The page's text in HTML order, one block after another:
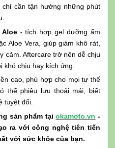
cần tận hưởng những phút
Aloe- tích hợp gel dưỡng ẩm
Aloe Vera, giúp giảm khô rát,
cảm. Aftercare trở nên dễ chịu
khó chịu hay kích ứng.
cao, phù hợp cho mọi tư thế
thể phiêu lưu thoải mái, biết
tuyệt đối.
sản phẩm tạiokamoto.vn -
ra với công nghệ tiên tiến
với sức khỏe của bạn.